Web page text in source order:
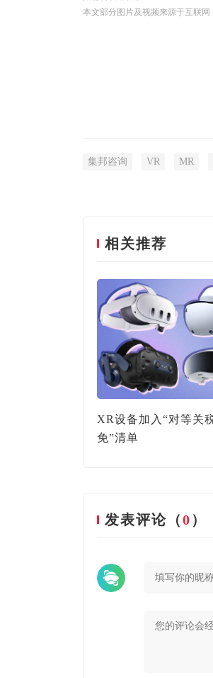
本文部分图片及视频来源于互联网
集邦咨询 VR MR
相关推荐
XR设备加入“对等关
免”清单
发表评论（0 ）